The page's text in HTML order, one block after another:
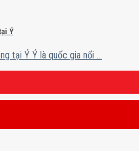
Ý
tại Ý Ý là quốc gia nổi ...